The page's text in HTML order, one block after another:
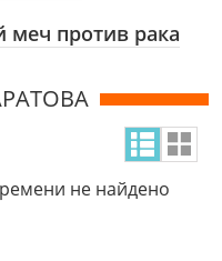
меч против рака
не найдено